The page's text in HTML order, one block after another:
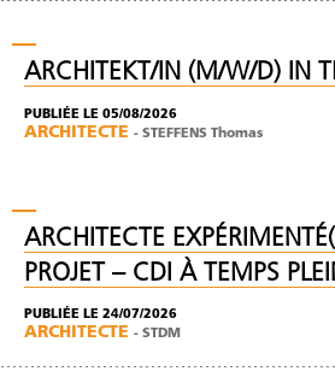
ARCHITEKT/IN (M/W/D) IN
PUBLIÉE LE 05/08/2026
ARCHITECTE - STEFFENS Thomas
ARCHITECTE
PROJET – CDI À TEMPS
PUBLIÉE LE 24/07/2026
ARCHITECTE - STDM